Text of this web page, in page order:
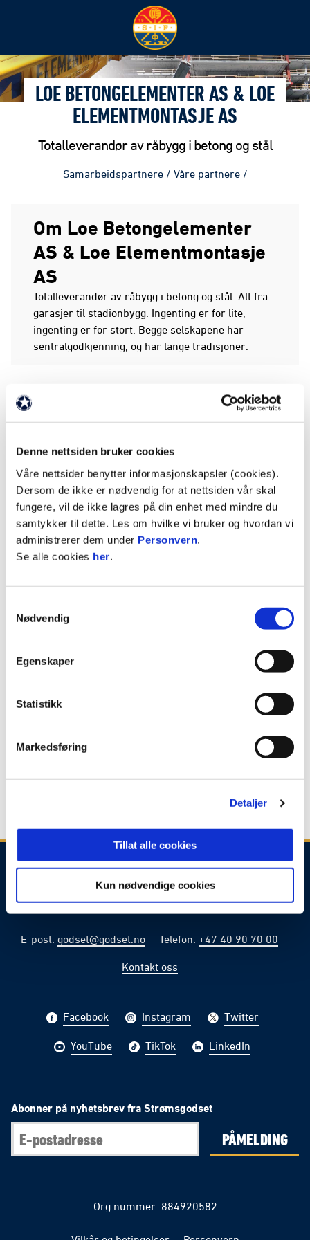
Denne nettsiden bruker cookies
Våre nettsider benytter informasjonskapsler (cookies).
Dersom de ikke er nødvendig for at nettsiden vår skal
fungere, vil de ikke lagres på din enhet med mindre du
samtykker til dette. Les om hvilke vi bruker og hvordan vi
administrerer dem under Personvern.
Se alle cookies her.
Nødvendig
Egenskaper
Statistikk
Markedsføring
Detaljer
Tillat alle cookies
Kun nødvendige cookies
LOE BETONGELEMENTER AS & LOE
ELEMENTMONTASJE AS
Totalleverandør av råbygg i betong og stål
Samarbeidspartnere / Våre partnere /
Om Loe Betongelementer
AS & Loe Elementmontasje
AS
Totalleverandør av råbygg i betong og stål. Alt fra
garasjer til stadionbygg. Ingenting er for lite,
ingenting er for stort. Begge selskapene har
sentralgodkjenning, og har lange tradisjoner.
Partnernivå: Gullklubben
Bransje: Bygg/anlegg
Besøkadresse: Betong: Steinbergveien 80, 3053
Steinberg / Element: Industriveien 8, 3300
Element: Industriveien 8, 3300 Hokksund
Telefon: Betong: 32 27 40 00 / Element: 32 25 17
E-post: godset@godset.no Telefon: +47 40 90 70 00
Kontakt oss
Facebook Instagram Twitter
YouTube TikTok LinkedIn
Abonner på nyhetsbrev fra Strømsgodset
PÅMELDING
Org.nummer: 884920582